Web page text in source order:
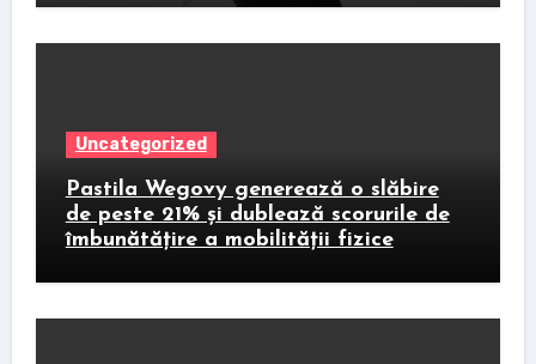
Uncategorized
Pastila Wegovy generează o slăbire
de peste 21% și dublează scorurile de
îmbunătățire a mobilității fizice